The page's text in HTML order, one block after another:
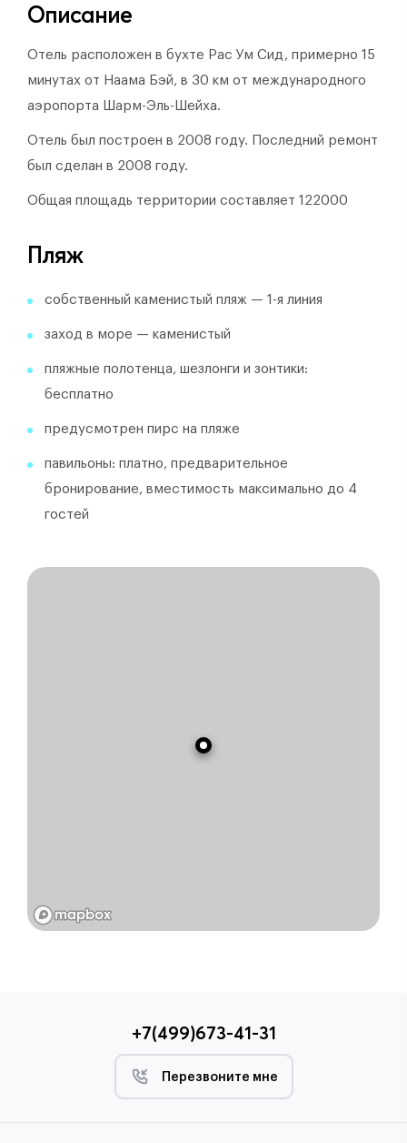
Описание
Отель расположен в бухте Рас Ум Сид, примерно 15
минутах от Наама Бэй, в 30 км от международного
аэропорта Шарм-Эль-Шейха.
Отель был построен в 2008 году.
Последний ремонт
был сделан в 2008 году.
Общая площадь территории составляет 122000
Пляж
собственный каменистый пляж — 1-я линия
заход в море — каменистый
пляжные полотенца, шезлонги и зонтики:
бесплатно
предусмотрен пирс на пляже
павильоны: платно, предварительное
бронирование, вместимость максимально до 4
гостей
+7(499)673-41-31
Перезвоните мне